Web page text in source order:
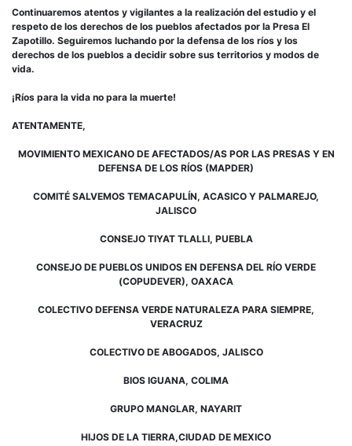
Continuaremos atentos y vigilantes a la realización del estudio y el
respeto de los derechos de los pueblos afectados por la Presa El
Zapotillo. Seguiremos luchando por la defensa de los ríos y los
derechos de los pueblos a decidir sobre sus territorios y modos de
vida.
¡Ríos para la vida no para la muerte!
ATENTAMENTE,
MOVIMIENTO MEXICANO DE AFECTADOS/AS POR LAS PRESAS Y EN
DEFENSA DE LOS RÍOS (MAPDER)
COMITÉ SALVEMOS TEMACAPULÍN, ACASICO Y PALMAREJO,
JALISCO
CONSEJO TIYAT TLALLI, PUEBLA
CONSEJO DE PUEBLOS UNIDOS EN DEFENSA DEL RÍO VERDE
(COPUDEVER), OAXACA
COLECTIVO DEFENSA VERDE NATURALEZA PARA SIEMPRE,
VERACRUZ
COLECTIVO DE ABOGADOS, JALISCO
BIOS IGUANA, COLIMA
GRUPO MANGLAR, NAYARIT
HIJOS DE LA TIERRA,CIUDAD DE MEXICO